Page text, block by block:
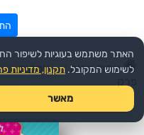
עמוד הבית >> עסקים >>
האתר משתמש בעוגיות לשיפור
לשימוש המקובל. תקנון, מדיניות
מאשר